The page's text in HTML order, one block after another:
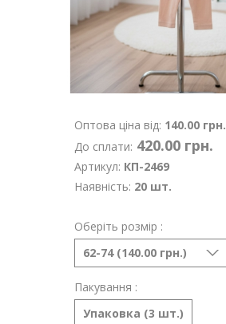
Оптова ціна від: 140.00 грн.
До сплати: 420.00 грн.
Артикул: КП-2469
Наявність: 20 шт.
Оберіть розмір :
62-74 (140.00 грн.)
Пакування :
Упаковка (3 шт.)